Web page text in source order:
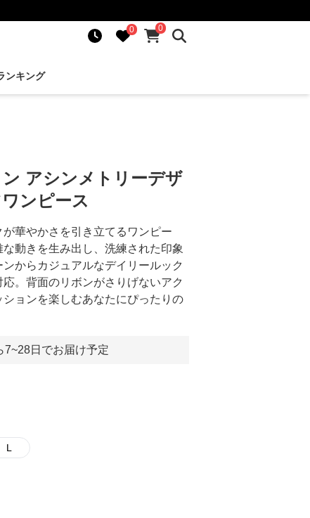
0
0
ンキング
アシンメトリーデザ
ンピース
華やかさを引き立てるワンピー
動きを生み出し、洗練された印象
からカジュアルなデイリールック
。背面のリボンがさりげないアク
ョンを楽しむあなたにぴったりの
7~28日でお届け予定
L